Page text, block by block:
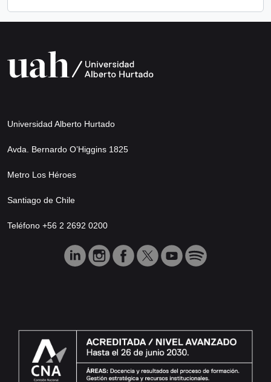
Universidad Alberto Hurtado
Avda. Bernardo O’Higgins 1825
Metro Los Héroes
Santiago de Chile
Teléfono +56 2 2692 0200